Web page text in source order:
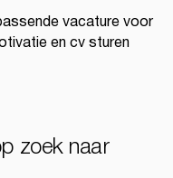
vacature voor
en cv sturen
zoek naar